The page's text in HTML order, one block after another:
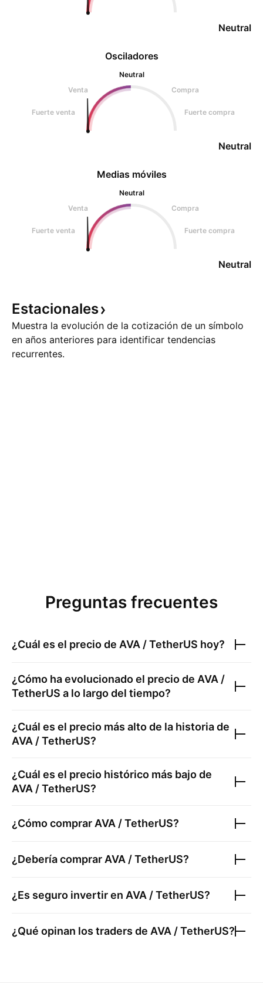
Osciladores
Neutral
Venta
Compra
Fuerte venta Fuerte compra
Neutral
Neutral
Medias móviles
Neutral
Venta
Compra
Fuerte venta Fuerte compra
Neutral
Estacionales
Muestra la evolución de la cotización de un símbolo
en años anteriores para identificar tendencias
recurrentes.
Preguntas frecuentes
¿Cuál es el precio de AVA / TetherUS hoy?
¿Cómo ha evolucionado el precio de AVA /
TetherUS a lo largo del tiempo?
¿Cuál es el precio más alto de la historia de
AVA / TetherUS?
¿Cuál es el precio histórico más bajo de
AVA / TetherUS?
¿Cómo comprar AVA / TetherUS?
¿Debería comprar AVA / TetherUS?
¿Es seguro invertir en AVA / TetherUS?
¿Qué opinan los traders de AVA / TetherUS?